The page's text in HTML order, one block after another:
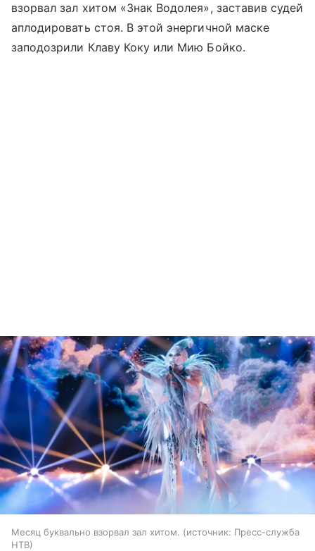
взорвал зал хитом «Знак Водолея», заставив судей
аплодировать стоя. В этой энергичной маске
заподозрили Клаву Коку или Мию Бойко.
Месяц буквально взорвал зал хитом. источник: Пресс-служба
НТВ